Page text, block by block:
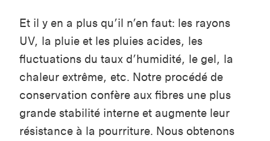
Et il y en a plus qu’il n’en faut: les rayons
UV, la pluie et les pluies acides, les
fluctuations du taux d’humidité, le gel, la
chaleur extrême, etc. Notre procédé de
conservation confère aux fibres une plus
grande stabilité interne et augmente leur
résistance à la pourriture. Nous obtenons